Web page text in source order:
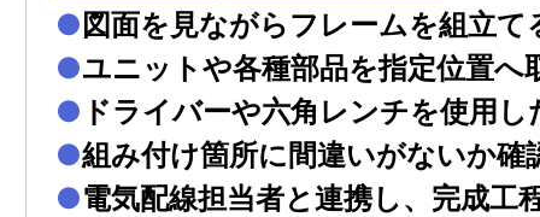
● 図⾯を⾒ながらフレームを組⽴て
●ユニットや各種部品を指定位置へ
● ドライバーや六⾓レンチを使⽤
●組み付け箇所に間違いがないか確
●電気配線担当者と連携し、完成⼯